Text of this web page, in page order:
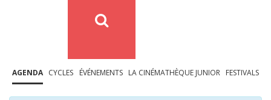
AGENDA CYCLES ÉVÉNEMENTS LA CINÉMATHÈQUE JUNIOR FESTIVALS